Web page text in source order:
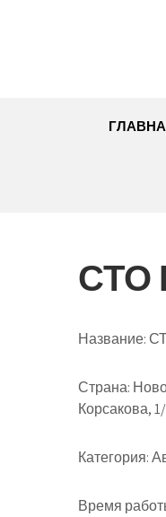
СТО
Название:
Страна:
Корсакова,
Категория:
Время